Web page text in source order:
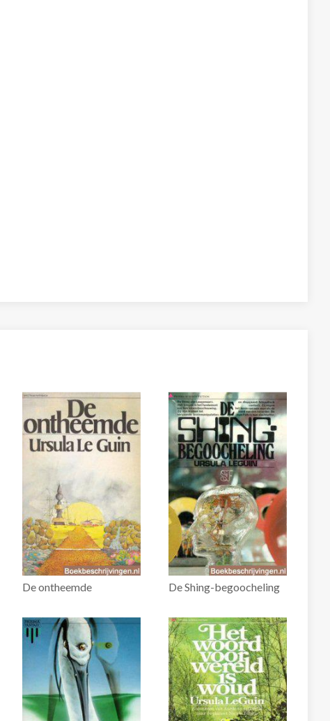
De ontheemde De Shing-begoocheling